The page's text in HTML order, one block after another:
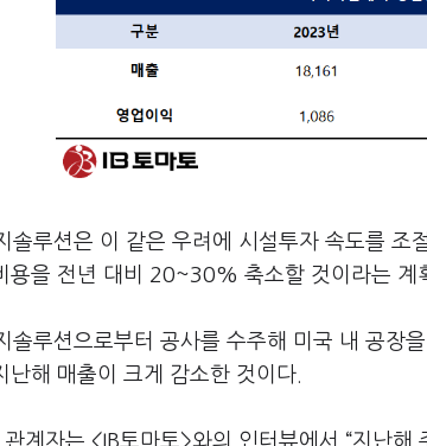
솔루션은 이 같은 우려에 시설투자 속도를 조
용을 전년 대비 20~30% 축소할 것이라는 계
솔루션으로부터 공사를 수주해 미국 내 공장
난해 매출이 크게 감소한 것이다.
계자는 <IB토마토>와의 인터뷰에서 “지난